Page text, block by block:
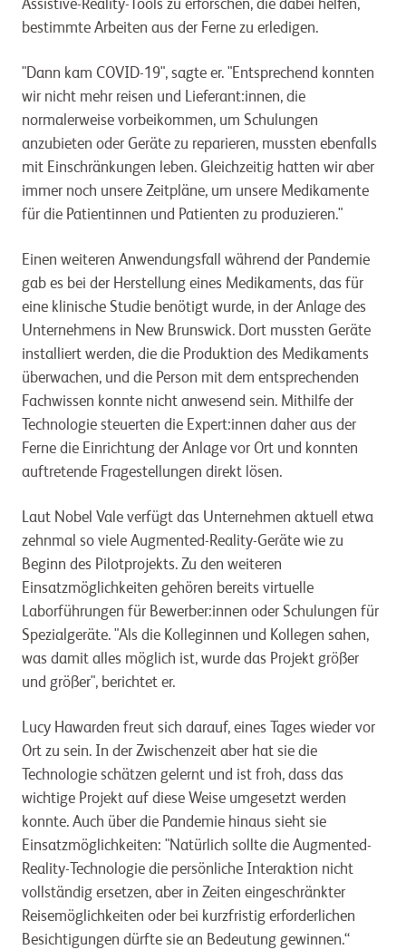
Assistive-Reality-Tools zu erforschen, die dabei helfen,
bestimmte Arbeiten aus der Ferne zu erledigen.
"Dann kam COVID-19", sagte er. "Entsprechend konnten
wir nicht mehr reisen und Lieferant:innen, die
normalerweise vorbeikommen, um Schulungen
anzubieten oder Geräte zu reparieren, mussten ebenfalls
mit Einschränkungen leben. Gleichzeitig hatten wir aber
immer noch unsere Zeitpläne, um unsere Medikamente
für die Patientinnen und Patienten zu produzieren."
Einen weiteren Anwendungsfall während der Pandemie
gab es bei der Herstellung eines Medikaments, das für
eine klinische Studie benötigt wurde, in der Anlage des
Unternehmens in New Brunswick. Dort mussten Geräte
installiert werden, die die Produktion des Medikaments
überwachen, und die Person mit dem entsprechenden
Fachwissen konnte nicht anwesend sein. Mithilfe der
Technologie steuerten die Expert:innen daher aus der
Ferne die Einrichtung der Anlage vor Ort und konnten
auftretende Fragestellungen direkt lösen.
Laut Nobel Vale verfügt das Unternehmen aktuell etwa
zehnmal so viele Augmented-Reality-Geräte wie zu
Beginn des Pilotprojekts. Zu den weiteren
Einsatzmöglichkeiten gehören bereits virtuelle
Laborführungen für Bewerber:innen oder Schulungen für
Spezialgeräte. "Als die Kolleginnen und Kollegen sahen,
was damit alles möglich ist, wurde das Projekt größer
und größer", berichtet er.
Lucy Hawarden freut sich darauf, eines Tages wieder vor
Ort zu sein. In der Zwischenzeit aber hat sie die
Technologie schätzen gelernt und ist froh, dass das
wichtige Projekt auf diese Weise umgesetzt werden
konnte. Auch über die Pandemie hinaus sieht sie
Einsatzmöglichkeiten: "Natürlich sollte die Augmented-
Reality-Technologie die persönliche Interaktion nicht
vollständig ersetzen, aber in Zeiten eingeschränkter
Reisemöglichkeiten oder bei kurzfristig erforderlichen
Besichtigungen dürfte sie an Bedeutung gewinnen.“